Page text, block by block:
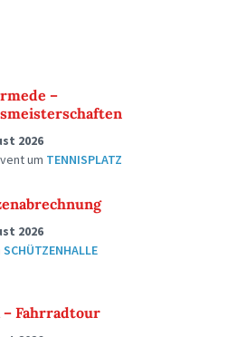
–
2026
um TENNISPLATZ
2026
SCHÜTZENHALLE
– Fahrradtour